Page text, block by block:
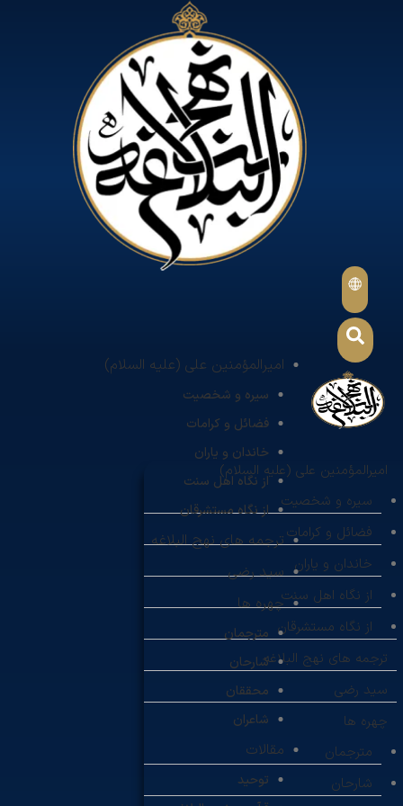
امیرالمؤمنین علی (علیه السلام)
سیره و شخصیت
فضائل و کرامات
خاندان و یاران
از نگاه اهل سنت
از نگاه مستشرقان
ترجمه های نهج البلاغه
سید رضی
چهره ها
مترجمان
شارحان
محققان
شاعران
مقالات
توحید
امیرالمؤمنین علی (علیه السلام)
سیره و شخصیت
فضائل و کرامات
خاندان و یاران
از نگاه اهل سنت
از نگاه مستشرقان
ترجمه های نهج البلاغه
سید رضی
چهره ها
مترجمان
شارحان